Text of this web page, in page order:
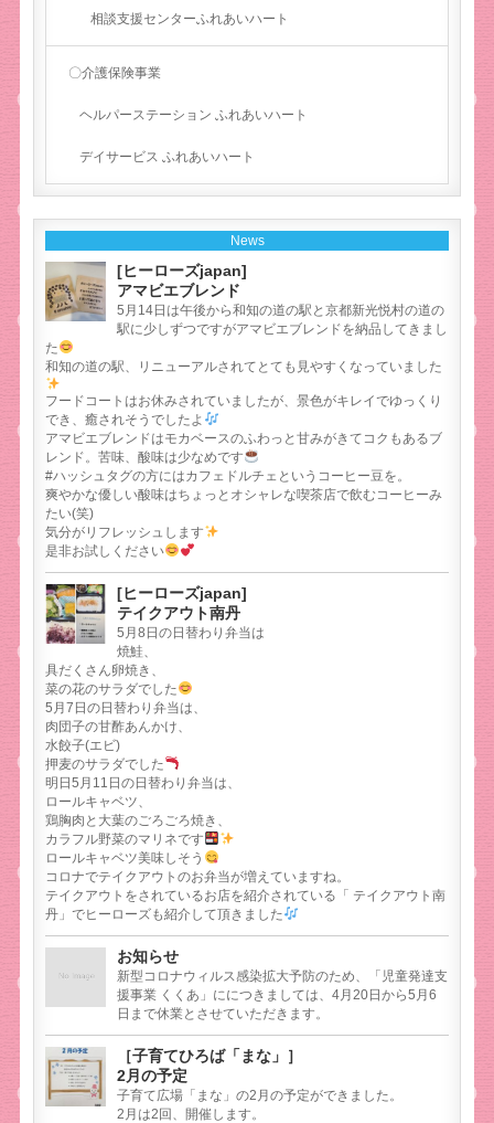
相談支援センターふれあいハート
〇介護保険事業
ヘルパーステーション ふれあいハート
デイサービス ふれあいハート
News
[ヒーローズjapan]
アマビエブレンド
5月14日は午後から和知の道の駅と京都新光悦村の道の
駅に少しずつですがアマビエブレンドを納品してきまし
た
和知の道の駅、リニューアルされてとても見やすくなっていました
フードコートはお休みされていましたが、景色がキレイでゆっくり
でき、癒されそうでしたよ
アマビエブレンドはモカベースのふわっと甘みがきてコクもあるブ
レンド。苦味、酸味は少なめです
#ハッシュタグの方にはカフェドルチェというコーヒー豆を。
爽やかな優しい酸味はちょっとオシャレな喫茶店で飲むコーヒーみ
たい(笑)
気分がリフレッシュします
是非お試しください
[ヒーローズjapan]
テイクアウト南丹
5月8日の日替わり弁当は
焼鮭、
具だくさん卵焼き、
菜の花のサラダでした
5月7日の日替わり弁当は、
肉団子の甘酢あんかけ、
水餃子(エビ)
押麦のサラダでした
明日5月11日の日替わり弁当は、
ロールキャベツ、
鶏胸肉と大葉のごろごろ焼き、
カラフル野菜のマリネです
ロールキャベツ美味しそう
コロナでテイクアウトのお弁当が増えていますね。
テイクアウトをされているお店を紹介されている「 テイクアウト南
丹」でヒーローズも紹介して頂きました
お知らせ
新型コロナウィルス感染拡大予防のため、「児童発達支
援事業 くくあ」ににつきましては、4月20日から5月6
日まで休業とさせていただきます。
［子育てひろば「まな」］
2月の予定
子育て広場「まな」の2月の予定ができました。
2月は2回、開催します。